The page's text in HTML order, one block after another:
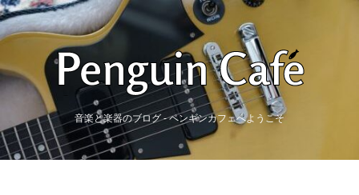
音楽と楽器のブログ - ペンギンカフェへようこそ